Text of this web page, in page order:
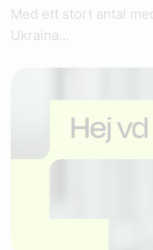
Med ett stort antal
Ukraina...